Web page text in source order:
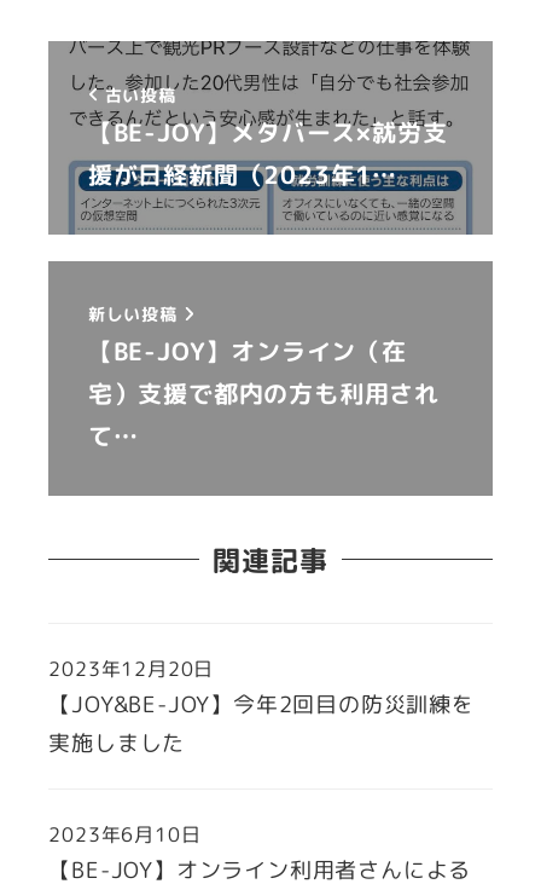
古い投稿
【BE-JOY】メタバース×就労支
援が日経新聞（2023年1…
新しい投稿
【BE-JOY】オンライン（在
宅）支援で都内の方も利用され
て…
関連記事
【JOY&BE-JOY】今年2回目の防災訓練を
実施しました
2023年12月20日
【BE-JOY】オンライン利用者さんによる
2023年6月10日